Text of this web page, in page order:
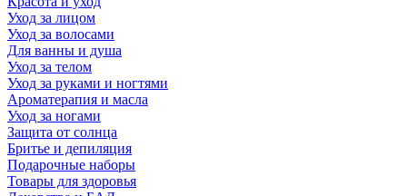
Уход за лицом
Уход за волосами
Для ванны и душа
Уход за телом
Уход за руками и ногтями
Ароматерапия и масла
Уход за ногами
Защита от солнца
Бритье и депиляция
Подарочные наборы
Товары для здоровья